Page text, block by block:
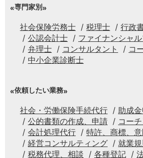
専門家別
社会保険労務士 税理士 行政
公認会計士
ファイナンシャ
弁理士
コンサルタント コ
中小企業診断士
依頼したい業務
社会・労働保険手続代行
助成
公的書類の作成、申請
コー
会計処理代行
特許、商標、
経営コンサルティング
就業
税務代理、相談
各種登記